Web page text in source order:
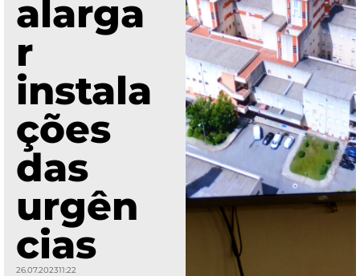
alarga
r
instala
ções
das
urgên
cias
26.07.202311:22